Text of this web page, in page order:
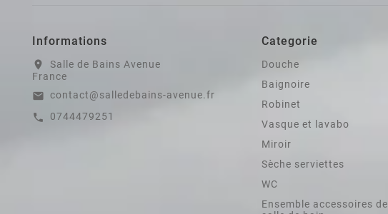
Informations
location_on
Salle de Bains Avenue
France
email contact@salledebains-avenue.fr
call 0744479251
Categorie
Douche
Baignoire
Robinet
Vasque et lavabo
Miroir
Sèche serviettes
WC
Ensemble accessoires de